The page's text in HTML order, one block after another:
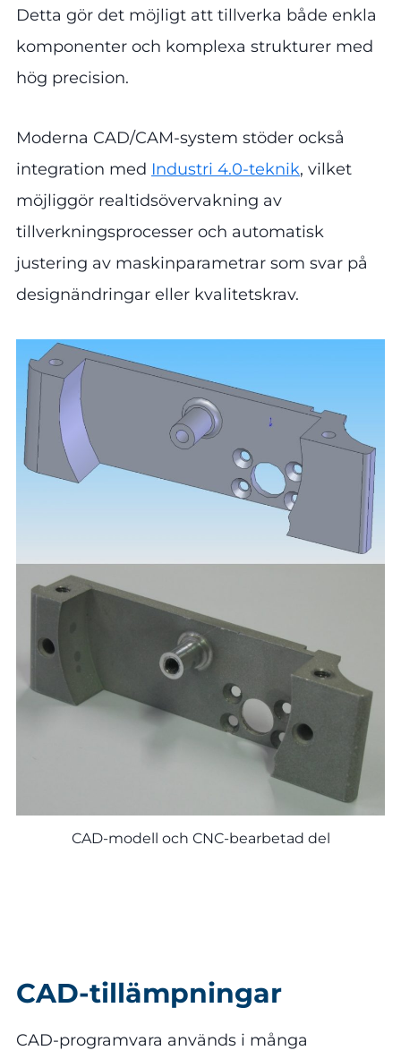
Detta gör det möjligt att tillverka både enkla
komponenter och komplexa strukturer med
hög precision.
Moderna CAD/CAM-system stöder också
integration med Industri 4.0-teknik, vilket
möjliggör realtidsövervakning av
tillverkningsprocesser och automatisk
justering av maskinparametrar som svar på
designändringar eller kvalitetskrav.
CAD-modell och CNC-bearbetad del
CAD-tillämpningar
CAD-programvara används i många